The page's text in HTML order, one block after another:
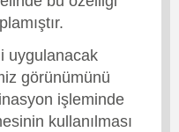
uygulanacak
görünümünü
işleminde
kullanılması